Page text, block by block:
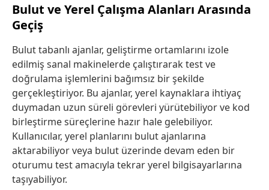
Bulut ve Yerel Çalışma Alanları Arasında
Geçiş
Bulut tabanlı ajanlar, geliştirme ortamlarını izole
edilmiş sanal makinelerde çalıştırarak test ve
doğrulama işlemlerini bağımsız bir şekilde
gerçekleştiriyor. Bu ajanlar, yerel kaynaklara ihtiyaç
duymadan uzun süreli görevleri yürütebiliyor ve kod
birleştirme süreçlerine hazır hale gelebiliyor.
Kullanıcılar, yerel planlarını bulut ajanlarına
aktarabiliyor veya bulut üzerinde devam eden bir
oturumu test amacıyla tekrar yerel bilgisayarlarına
taşıyabiliyor.